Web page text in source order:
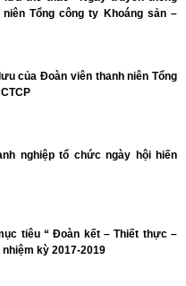
Tổng công ty Khoáng sản –
của Đoàn viên thanh niên Tổng
nghiệp tổ chức ngày hội hiến
tiêu “ Đoàn kết – Thiết thực –
kỳ 2017-2019